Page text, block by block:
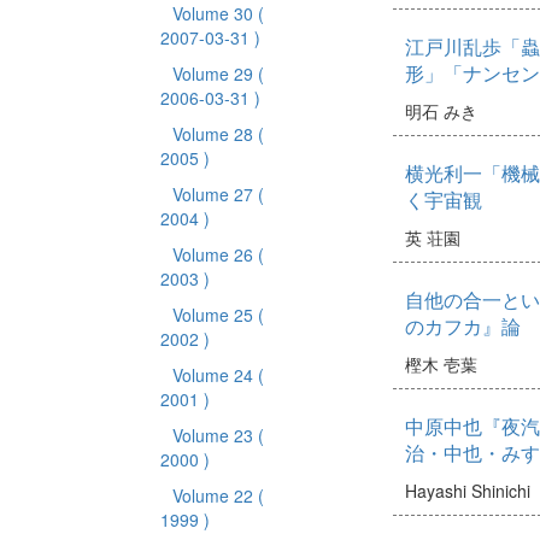
Volume 30 (
2007-03-31 )
Volume 29 (
2006-03-31 )
Volume 28 (
2005 )
Volume 27 (
2004 )
Volume 26 (
2003 )
Volume 25 (
2002 )
Volume 24 (
2001 )
Volume 23 (
2000 )
Volume 22 (
1999 )
江戸川乱歩「
形」「ナンセ
明石 みき
横光利一「機
く宇宙観
英 荘園
自他の合一と
のカフカ』論
樫木 壱葉
中原中也『夜
治・中也・み
Hayashi Shinichi